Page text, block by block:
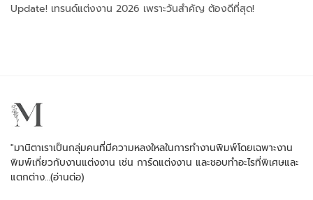
Update! เทรนด์แต่งงาน 2026 เพราะวันสำคัญ ต้องดีที่สุด!
"มานิตาเราเป็นกลุ่มคนที่มีความหลงใหลในการทำงานพิมพ์โดยเฉพาะงาน
พิมพ์เกี่ยวกับงานแต่งงาน เช่น การ์ดแต่งงาน และชอบทำอะไรที่พิเศษและ
แตกต่าง…(อ่านต่อ)